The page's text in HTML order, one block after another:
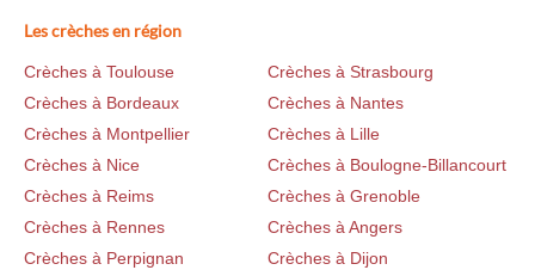
Les crèches en région
Crèches à Toulouse
Crèches à Strasbourg
Crèches à Bordeaux
Crèches à Nantes
Crèches à Montpellier
Crèches à Lille
Crèches à Nice
Crèches à Boulogne-Billancourt
Crèches à Reims
Crèches à Grenoble
Crèches à Rennes
Crèches à Angers
Crèches à Perpignan
Crèches à Dijon